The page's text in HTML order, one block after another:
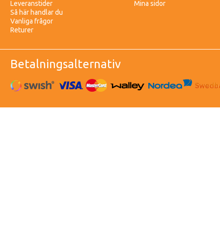
Leveranstider
Så här handlar du
Vanliga frågor
Returer
Mina sidor
Betalningsalternativ